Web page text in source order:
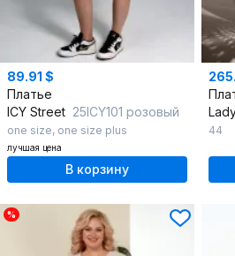
89.91 $
Платье
ICY Street 25ICY101 розовый
one size, one size plus
лучшая цена
В корзину
44
%